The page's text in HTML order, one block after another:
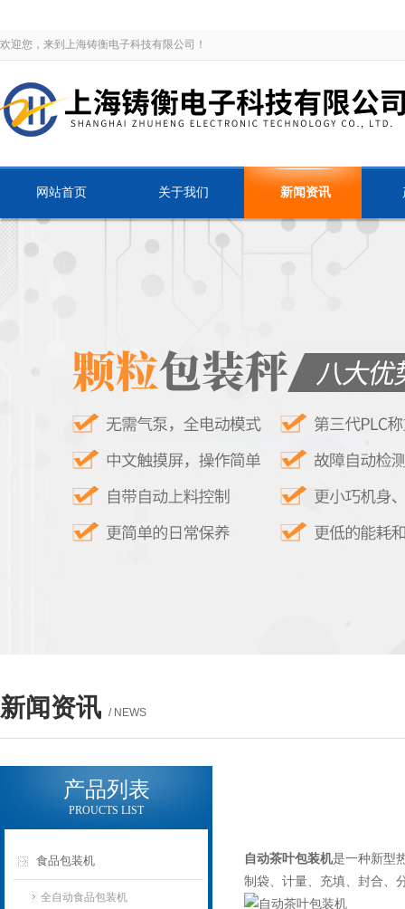
欢迎您，来到上海铸衡电子科技有限公司！
网站首页 关于我们 新闻资讯
新闻资讯 / NEWS
产品列表
PROUCTS LIST
食品包装机
全自动食品包装机
自动茶叶包装机是一种新型
制袋、计量、充填、封合、